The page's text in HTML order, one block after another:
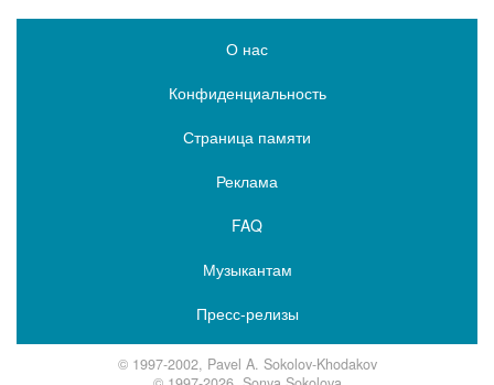
О нас
Конфиденциальность
Страница памяти
Реклама
FAQ
Музыкантам
Пресс-релизы
© 1997-2002, Pavel A. Sokolov-Khodakov